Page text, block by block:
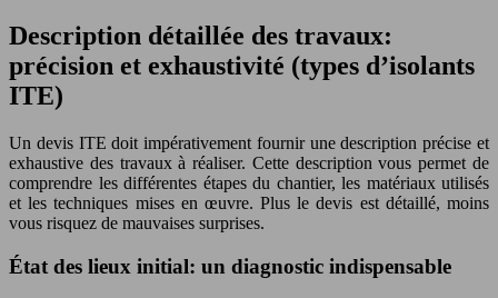
Description détaillée des travaux:
précision et exhaustivité (types d’isolants
ITE)
Un devis ITE doit impérativement fournir une description précise et
exhaustive des travaux à réaliser. Cette description vous permet de
comprendre les différentes étapes du chantier, les matériaux utilisés
et les techniques mises en œuvre. Plus le devis est détaillé, moins
vous risquez de mauvaises surprises.
État des lieux initial: un diagnostic indispensable